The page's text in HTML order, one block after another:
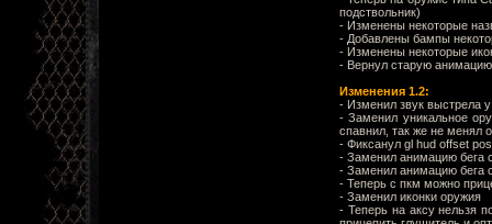
подствольник)
- Изменены некоторые
- Добавлены бампы
- Изменены некоторые
- Вернул старую
Изменения 1.2:
- Изменил звук выстрела
- Заменил уникальное
спавнил, так же не менял
- Фиксанул gl hud offset
- Заменил анимацию бега
- Заменил анимацию бега
- Теперь с пкм можно
- Заменил иконки оружия
- Теперь на аксу нельзя